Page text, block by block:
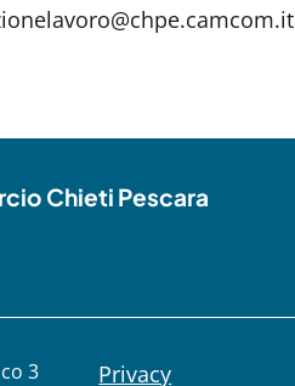
Chieti Pescara
3 Privacy